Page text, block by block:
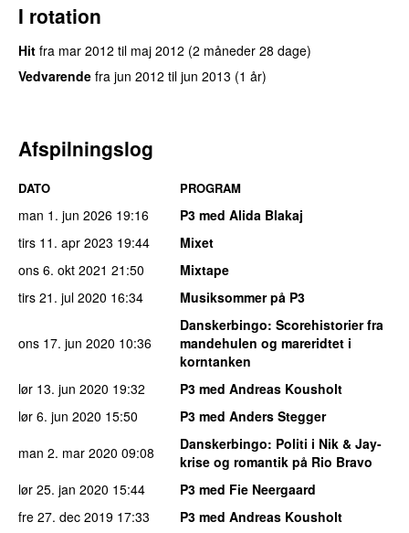
I rotation
Hit fra mar 2012 til maj 2012 (2 måneder 28 dage)
Vedvarende fra jun 2012 til jun 2013 (1 år)
Afspilningslog
DATO PROGRAM
man 1. jun 2026 19:16
P3 med Alida Blakaj
tirs 11. apr 2023 19:44
Mixet
ons 6. okt 2021 21:50
Mixtape
tirs 21. jul 2020 16:34 Musiksommer på P3
ons 17. jun 2020 10:36
Danskerbingo: Scorehistorier fra
mandehulen og mareridtet i
korntanken
lør 13. jun 2020 19:32
P3 med Andreas Kousholt
lør 6. jun 2020 15:50
P3 med Anders Stegger
man 2. mar 2020 09:08 Danskerbingo: Politi i Nik & Jay-
krise og romantik på Rio Bravo
lør 25. jan 2020 15:44
P3 med Fie Neergaard
fre 27. dec 2019 17:33
P3 med Andreas Kousholt